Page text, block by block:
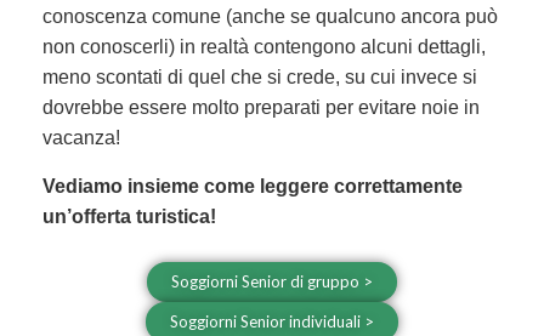
conoscenza comune (anche se qualcuno ancora può
non conoscerli) in realtà contengono alcuni dettagli,
meno scontati di quel che si crede, su cui invece si
dovrebbe essere molto preparati per evitare noie in
vacanza!
Vediamo insieme come leggere correttamente
un’offerta turistica!
Soggiorni Senior di gruppo >
Soggiorni Senior individuali >